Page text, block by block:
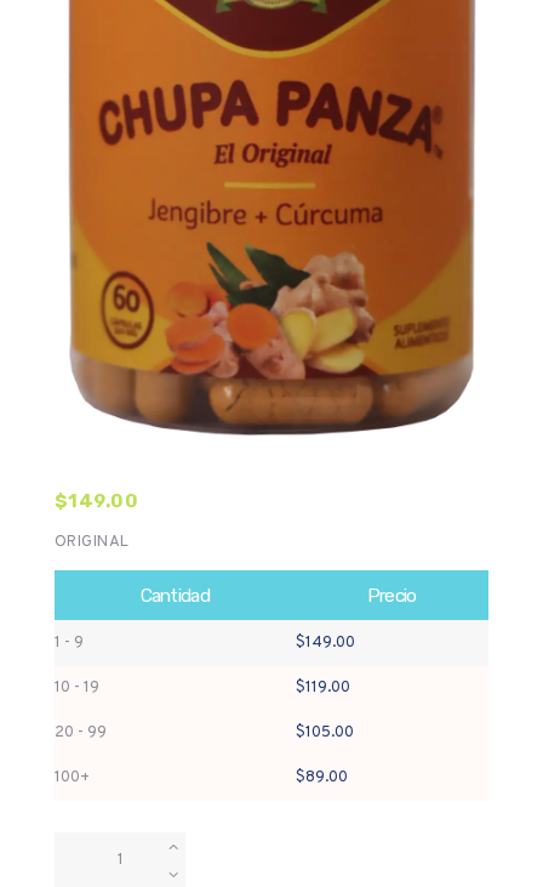
$149.00
ORIGINAL
Cantidad Precio
1 - 9 $149.00
10 - 19 $119.00
20 - 99 $105.00
100+ $89.00
cantidad